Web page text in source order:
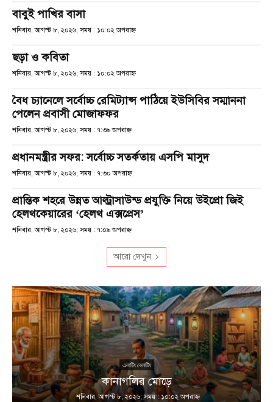
বাবুই পাখির বাসা
শনিবার, আগস্ট ৮, ২০২৬; সময় : ১০:০২ অপরাহ্ণ
ছড়া ও কবিতা
শনিবার, আগস্ট ৮, ২০২৬; সময় : ১০:০২ অপরাহ্ণ
বৈধ চ্যানেলে সর্বোচ্চ রেমিট্যান্স পাঠিয়ে ইউসিবির সম্মাননা
পেলেন প্রবাসী মোজাফফর
শনিবার, আগস্ট ৮, ২০২৬; সময় : ৭:৩৯ অপরাহ্ণ
প্রধানমন্ত্রীর সফর: সর্বোচ্চ সতর্কতায় এসপি মাসুদ
শনিবার, আগস্ট ৮, ২০২৬; সময় : ৭:৩০ অপরাহ্ণ
প্রান্তিক শহরে উন্নত আল্ট্রাসাউন্ড প্রযুক্তি নিয়ে উইপ্রো জিই
হেলথকেয়ারের ‘হেলথ এক্সপ্রেস’
শনিবার, আগস্ট ৮, ২০২৬; সময় : ৭:০৯ অপরাহ্ণ
আরো দেখুন
এলাটিং বেলাটিং
কানাগলির মোড়ে
শনিবার, আগস্ট ৮, ২০২৬; সময় : ১০:০২ অপরাহ্ণ